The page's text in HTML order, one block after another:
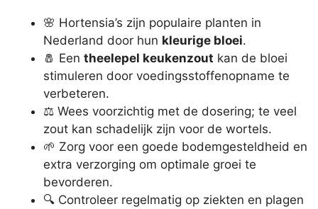
🌸 Hortensia’s zijn populaire planten in
Nederland door hun kleurige bloei.
🧂 Een theelepel keukenzout kan de bloei
stimuleren door voedingsstoffenopname te
verbeteren.
⚖️ Wees voorzichtig met de dosering; te veel
zout kan schadelijk zijn voor de wortels.
🌱 Zorg voor een goede bodemgesteldheid en
extra verzorging om optimale groei te
bevorderen.
🔍 Controleer regelmatig op ziekten en plagen